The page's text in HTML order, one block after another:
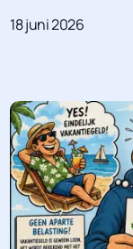
18 juni 2026